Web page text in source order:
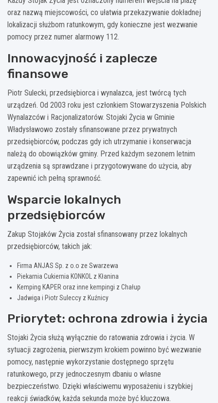
oraz nazwą miejscowości, co ułatwia przekazywanie dokładnej
lokalizacji służbom ratunkowym, gdy konieczne jest wezwanie
pomocy przez numer alarmowy 112.
Innowacyjność i zaplecze
finansowe
Piotr Sulecki, przedsiębiorca i wynalazca, jest twórcą tych
urządzeń. Od 2003 roku jest członkiem Stowarzyszenia Polskich
Wynalazców i Racjonalizatorów. Stojaki Życia w Gminie
Władysławowo zostały sfinansowane przez prywatnych
przedsiębiorców, podczas gdy ich utrzymanie i konserwacja
należą do obowiązków gminy. Przed każdym sezonem letnim
urządzenia są sprawdzane i przygotowywane do użycia, aby
zapewnić ich pełną sprawność.
Wsparcie lokalnych
przedsiębiorców
Zakup Stojaków Życia został sfinansowany przez lokalnych
przedsiębiorców, takich jak:
Firma ANJAS Sp. z o.o ze Swarzewa
Piekarnia Cukiernia KONKOL z Kłanina
Kemping KAPER oraz inne kempingi z Chałup
Jadwiga i Piotr Suleccy z Kuźnicy
Priorytet: ochrona zdrowia i życia
Stojaki Życia służą wyłącznie do ratowania zdrowia i życia. W
sytuacji zagrożenia, pierwszym krokiem powinno być wezwanie
pomocy, następnie wykorzystanie dostępnego sprzętu
ratunkowego, przy jednoczesnym dbaniu o własne
bezpieczeństwo. Dzięki właściwemu wyposażeniu i szybkiej
reakcji świadków, każda sekunda może być kluczowa.